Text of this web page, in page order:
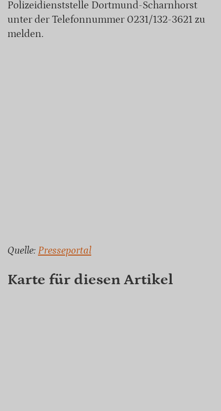
Polizeidienststelle Dortmund-Scharnhorst
unter der Telefonnummer 0231/132-3621 zu
melden.
Quelle: Presseportal
Karte für diesen Artikel